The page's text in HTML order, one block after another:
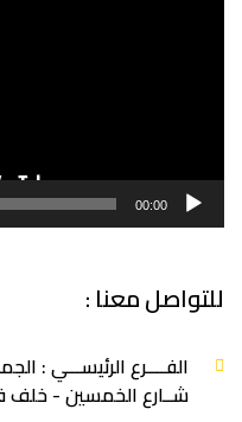
00:00
للتواصل معنا :
الفــــرع الرئيســـي :
شــارع الخمسين -